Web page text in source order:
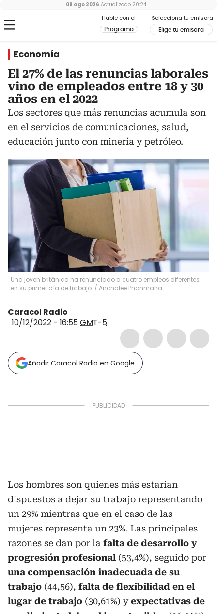
Hable con el
Programa
Selecciona tu emisora
Elige tu emisora
08 ago 2026 Actualizado 20:24
Economía
El 27% de las renuncias laborales
vino de empleados entre 18 y 30
años en el 2022
Los sectores que más renuncias acumula son
en el servicios de comunicaciones, salud,
educación junto con minería y petróleo.
Una joven británica ha renunciado a cuatro empleos diferentes
en su primer día de trabajo. / Anchalee Phanmaha
Caracol Radio
10/12/2022 - 16:55GMT-5
Añadir Caracol Radio en Google
Los hombres son quienes más estarían
dispuestos a dejar su trabajo representando
un 29% mientras que en el caso de las
mujeres representa un 23%. Las principales
razones se dan por la falta de desarrollo y
progresión profesional (53,4%), seguido por
una compensación inadecuada de su
trabajo (44,56), falta de flexibilidad en el
lugar de trabajo (30,61%) yexpectativas de